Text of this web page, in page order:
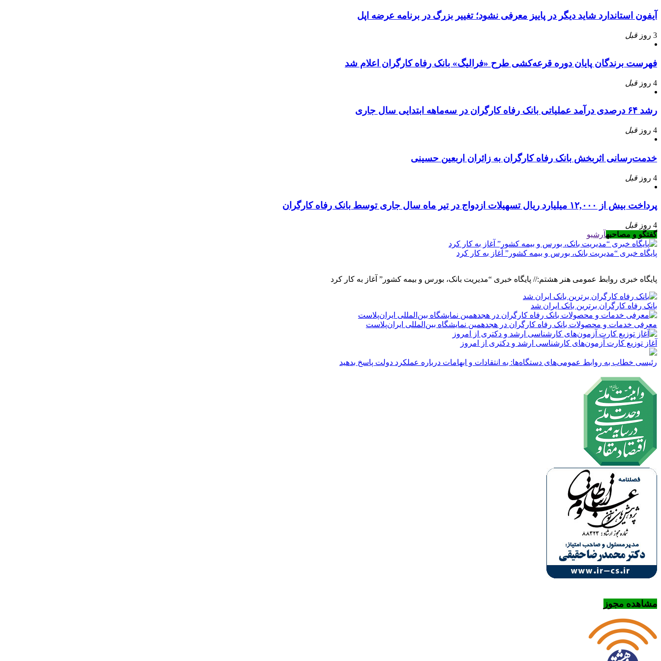
آیفون استاندارد شاید دیگر در پاییز معرفی نشود؛ تغییر بزرگ در برنامه عرضه اپل
3 روز قبل
فهرست برندگان پایان دوره قرعه‌کشی طرح «فرالیگ» بانک رفاه کارگران اعلام شد
4 روز قبل
رشد ۶۴ درصدی درآمد عملیاتی بانک رفاه کارگران در سه‌ماهه ابتدایی سال جاری
4 روز قبل
خدمت‌رسانی اثربخش بانک رفاه کارگران به زائران اربعین حسینی
4 روز قبل
پرداخت بیش از ۱۲,۰۰۰ میلیارد ریال تسهیلات ازدواج در تیر ماه سال جاری توسط بانک رفاه کارگران
4 روز
قبل
گفتگو و مصاحبهآرشیو
پایگاه خبری “مدیریت بانک، بورس و بیمه کشور” آغاز به کار کرد
پایگاه خبری روابط عمومی هنر هشتم:// پایگاه خبری “مدیریت بانک، بورس و بیمه کشور” آغاز به کار کرد
بانک رفاه کارگران برترین بانک ایران شد
معرفی خدمات و محصولات بانک رفاه کارگران در هجدهمین نمایشگاه بین‌المللی ایران‌پلاست
آغاز توزیع کارت آزمون‌های کارشناسی ارشد و دکتری از امروز
رئیسی خطاب به روابط عمومی‌های دستگاه‌ها: به انتقادات و ابهامات درباره عملکرد دولت پاسخ بدهید
مشاهده مجوز